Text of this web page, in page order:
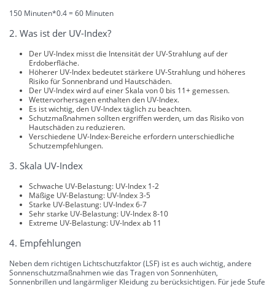
150 Minuten*0.4 = 60 Minuten
2. Was ist der UV-Index?
Der UV-Index misst die Intensität der UV-Strahlung auf der
Erdoberfläche.
Höherer UV-Index bedeutet stärkere UV-Strahlung und höheres
Risiko für Sonnenbrand und Hautschäden.
Der UV-Index wird auf einer Skala von 0 bis 11+ gemessen.
Wettervorhersagen enthalten den UV-Index.
Es ist wichtig, den UV-Index täglich zu beachten.
Schutzmaßnahmen sollten ergriffen werden, um das Risiko von
Hautschäden zu reduzieren.
Verschiedene UV-Index-Bereiche erfordern unterschiedliche
Schutzempfehlungen.
3. Skala UV-Index
Schwache UV-Belastung: UV-Index 1-2
Mäßige UV-Belastung: UV-Index 3-5
Starke UV-Belastung: UV-Index 6-7
Sehr starke UV-Belastung: UV-Index 8-10
Extreme UV-Belastung: UV-Index ab 11
4. Empfehlungen
Neben dem richtigen Lichtschutzfaktor (LSF) ist es auch wichtig, andere
Sonnenschutzmaßnahmen wie das Tragen von Sonnenhüten,
Sonnenbrillen und langärmliger Kleidung zu berücksichtigen. Für jede Stufe